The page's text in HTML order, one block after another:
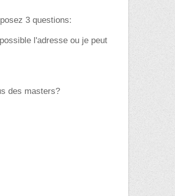
3 questions:
l'adresse ou je peut
des masters?